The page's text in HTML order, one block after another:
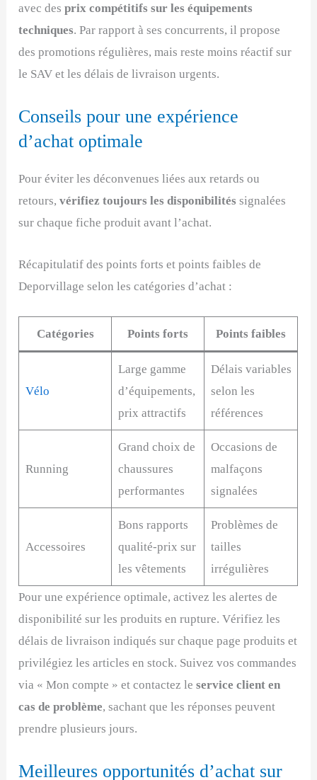
avec desprix compétitifs sur les équipements
techniques. Par rapport à ses concurrents, il propose
des promotions régulières, mais reste moins réactif sur
le SAV et les délais de livraison urgents.
Conseils pour une expérience
d’achat optimale
Pour éviter les déconvenues liées aux retards ou
retours,vérifiez toujours les disponibilités signalées
sur chaque fiche produit avant l’achat.
Récapitulatif des points forts et points faibles de
Deporvillage selon les catégories d’achat :
Catégories Points forts Points faibles
Vélo
Large gamme
d’équipements,
prix attractifs
Délais variables
selon les
références
Running
Grand choix de
chaussures
performantes
Occasions de
malfaçons
signalées
Accessoires
Bons rapports
qualité-prix sur
les vêtements
Problèmes de
tailles
irrégulières
Pour une expérience optimale, activez les alertes de
disponibilité sur les produits en rupture. Vérifiez les
délais de livraison indiqués sur chaque page produits et
privilégiez les articles en stock. Suivez vos commandes
via « Mon compte » et contactez leservice client en
cas de problème, sachant que les réponses peuvent
prendre plusieurs jours.
Meilleures opportunités d’achat sur